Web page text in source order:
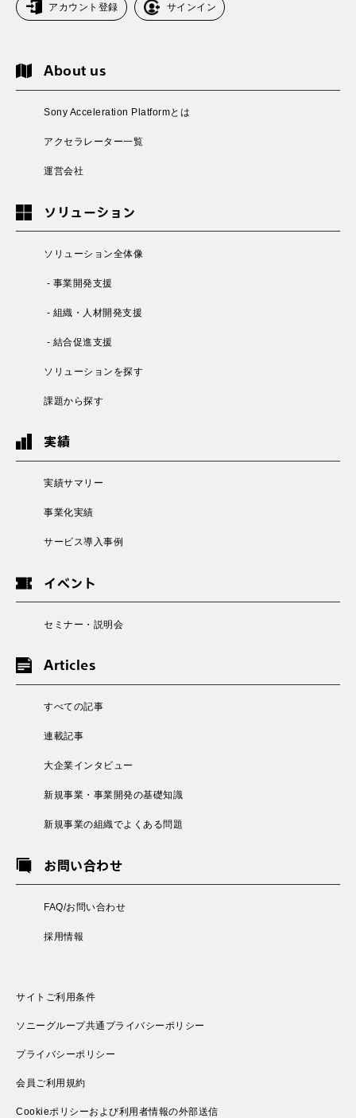
アカウント登録 サインイン
About us
Sony Acceleration Platformとは
アクセラレーター一覧
運営会社
ソリューション
ソリューション全体像
- 事業開発支援
- 組織・人材開発支援
- 結合促進支援
ソリューションを探す
課題から探す
実績
実績サマリー
事業化実績
サービス導入事例
イベント
セミナー・説明会
Articles
すべての記事
連載記事
大企業インタビュー
新規事業・事業開発の基礎知識
新規事業の組織でよくある問題
お問い合わせ
FAQ/お問い合わせ
採用情報
サイトご利用条件
ソニーグループ共通プライバシーポリシー
プライバシーポリシー
会員ご利用規約
Cookieポリシーおよび利用者情報の外部送信